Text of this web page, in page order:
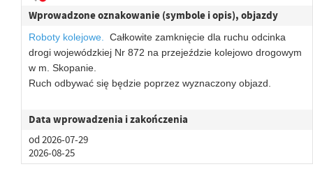
Wprowadzone oznakowanie (symbole i opis), objazdy
Roboty kolejowe.
Całkowite zamknięcie dla ruchu odcinka
drogi wojewódzkiej Nr 872 na przejeździe kolejowo drogowym
w m. Skopanie.
Ruch odbywać się będzie poprzez wyznaczony objazd.
Data wprowadzenia i zakończenia
od 2026-07-29
2026-08-25